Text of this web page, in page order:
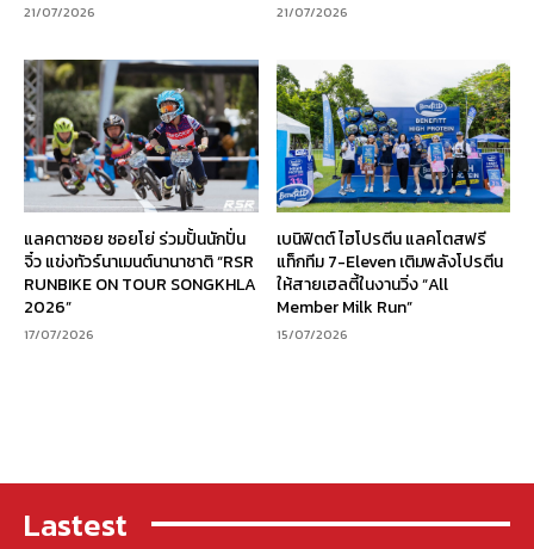
21/07/2026 21/07/2026
แลคตาซอย ซอยโย่ ร่วมปั้นนักปั่น
จิ๋ว แข่งทัวร์นาเมนต์นานาชาติ “RSR
RUNBIKE ON TOUR SONGKHLA
2026”
17/07/2026
เบนิฟิตต์ ไฮโปรตีน แลคโตสฟรี
แท็กทีม 7-Eleven เติมพลังโปรตีน
ให้สายเฮลตี้ในงานวิ่ง “All
Member Milk Run”
15/07/2026
Lastest